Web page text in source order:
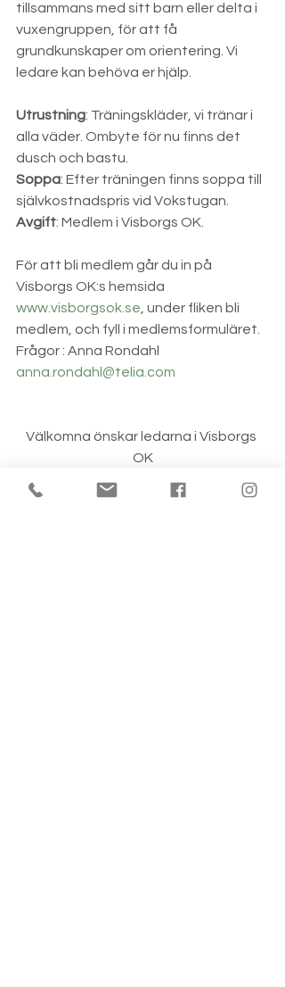
tillsammans med sitt barn eller delta i
vuxengruppen, för att få
grundkunskaper om orientering. Vi
ledare kan behöva er hjälp.
Utrustning: Träningskläder, vi tränar i
alla väder. Ombyte för nu finns det
dusch och bastu.
Soppa: Efter träningen finns soppa till
självkostnadspris vid Vokstugan.
Avgift: Medlem i Visborgs OK.
För att bli medlem går du in på
Visborgs OK:s hemsida
www.visborgsok.se , under fliken bli
medlem, och fyll i medlemsformuläret.
Frågor : Anna Rondahl
anna.rondahl@telia.com
Välkomna önskar ledarna i Visborgs
OK
Kolla in vår hemsida: